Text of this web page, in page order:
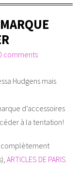
comments
Hudgens mais
d’accessoires
à la tentation!
complètement
ARTICLES DE PARIS